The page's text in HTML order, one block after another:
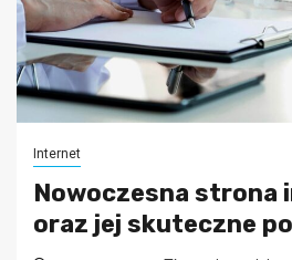
Internet
Nowoczesna strona
oraz jej skuteczne